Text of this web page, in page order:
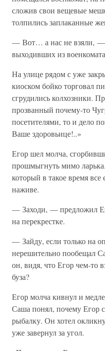
сложив свои вещевые
толпились заплаканные
— Вот… а нас не взяли, —
выходивших из
На улице рядом с уже
киоском бойко торговал
сгрудились колхозники.
прозванный почему-то
посетителями, то и дело
Ваше здоровьице!..»
Егор шел молча,
прошмыгнуть мимо
который в такое время
наживе.
— Заходи, — предложил
на перекрестке.
— Зайду, если только на
нерешительно пообещал
он, видя, что Егор чем-то
буза?
Егор молча кивнул и
Саша понял, почему Егор
рыбалку. Он хотел
уже завернул за угол.